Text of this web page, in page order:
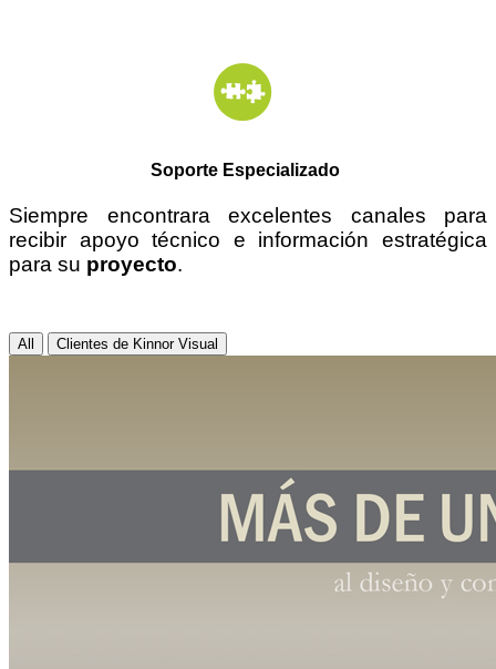
Soporte Especializado
Siempre encontrara excelentes canales para
recibir apoyo técnico e información estratégica
para su proyecto.
All Clientes de Kinnor Visual